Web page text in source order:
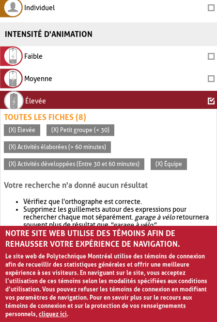
Individuel
INTENSITÉ D'ANIMATION
Faible
Moyenne
Élevée
TOUTES LES FICHES (8)
(X) Élevée (X) Petit groupe (< 30)
(X) Activités élaborées (> 60 minutes)
(X) Activités développées (Entre 30 et 60 minutes) (X) Équipe
Votre recherche n'a donné aucun résultat
Vérifiez que l'orthographe est correcte.
Supprimez les guillemets autour des expressions pour
rechercher chaque mot séparément. garage à véloretournera
souvent plus de résultat que"garage à vélo".
Envisagez d'élargir votre recherche avec OR.garage OR vélo
retournera souvent plus de résultat quegarage à vélo
NOTRE SITE WEB UTILISE DES TÉMOINS AFIN DE
REHAUSSER VOTRE EXPÉRIENCE DE NAVIGATION.
Le site web de Polytechnique Montréal utilise des témoins de connexion
afin de recueillir des statistiques générales et offrir une meilleure
expérience à ses visiteurs. En naviguant sur le site, vous acceptez
l’utilisation de ces témoins selon les modalités spécifiées aux conditions
d’utilisation. Vous pouvez refuser les témoins de connexion en modifiant
vos paramètres de navigation. Pour en savoir plus sur le recours aux
témoins de connexion et sur la protection de vos renseignements
personnels,cliquez ici.